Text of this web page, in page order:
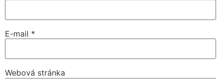
E-mail *
Webová stránka